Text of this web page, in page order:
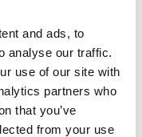
and ads, to
analyse our traffic.
use of our site with
partners who
that you’ve
from your use